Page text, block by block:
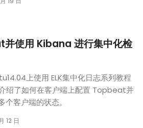
使用 Kibana 进行集中化检
上使用 ELK集中化日志系列教程
绍了如何在客户端上配置 Topbeat并
客户端的状态。
12 日